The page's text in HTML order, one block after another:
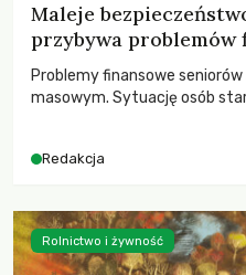
Maleje
przybywa problemów
Problemy finansowe
masowym. Sytuację osób
Redakcja
Rolnictwo i żywność